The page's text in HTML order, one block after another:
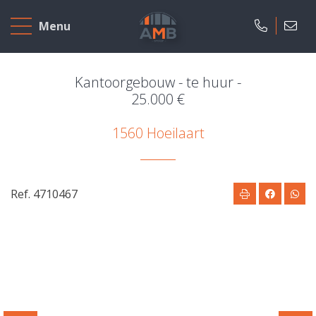
Menu
Home
Te
koop
Ons
Kantoorgebouw - te huur -
25.000 €
1560 Hoeilaart
Ref. 4710467